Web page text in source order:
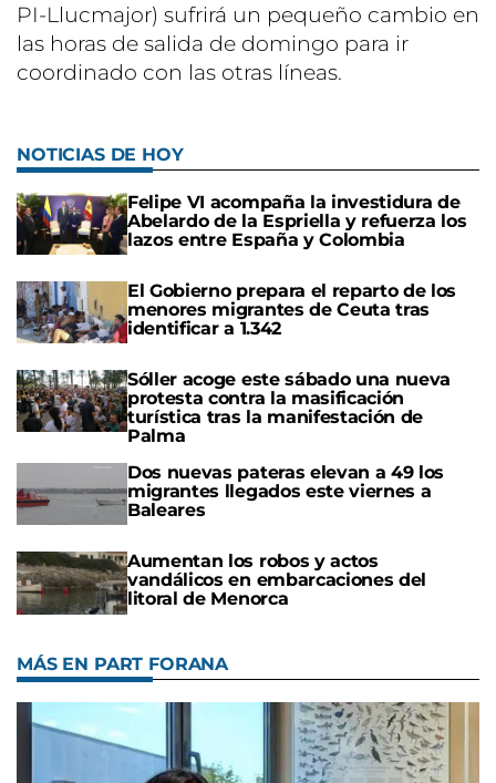
PI-Llucmajor) sufrirá un pequeño cambio en
las horas de salida de domingo para ir
coordinado con las otras líneas.
NOTICIAS DE HOY
Felipe VI acompaña la investidura de
Abelardo de la Espriella y refuerza los
lazos entre España y Colombia
El Gobierno prepara el reparto de los
menores migrantes de Ceuta tras
identificar a 1.342
Sóller acoge este sábado una nueva
protesta contra la masificación
turística tras la manifestación de
Palma
Dos nuevas pateras elevan a 49 los
migrantes llegados este viernes a
Baleares
Aumentan los robos y actos
vandálicos en embarcaciones del
litoral de Menorca
MÁS EN PART FORANA